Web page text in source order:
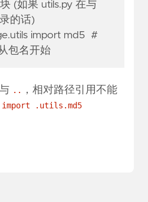
(如果 utils.py 在与
的话)
import md5 #
包名开始
..
，相对路径引用不能
import .utils.md5